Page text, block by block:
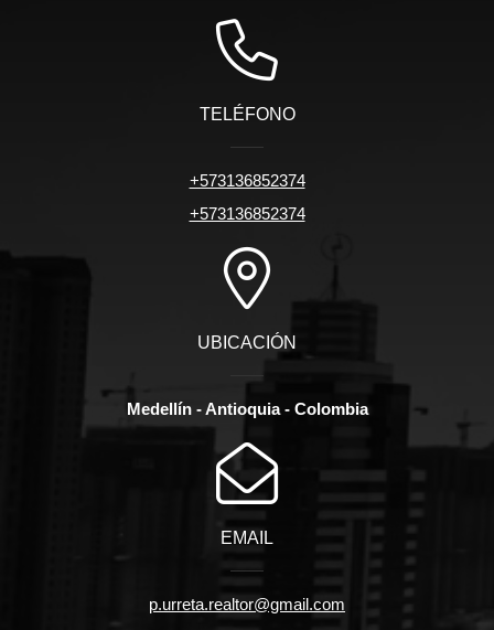
TELÉFONO
+573136852374
+573136852374
UBICACIÓN
Medellín - Antioquia - Colombia
EMAIL
p.urreta.realtor@gmail.com